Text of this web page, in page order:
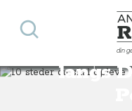
din
Søg
10
langs
Destinationer Europa